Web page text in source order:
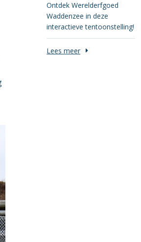
Ontdek Werelderfgoed
Waddenzee in deze
interactieve tentoonstelling!
Lees meer